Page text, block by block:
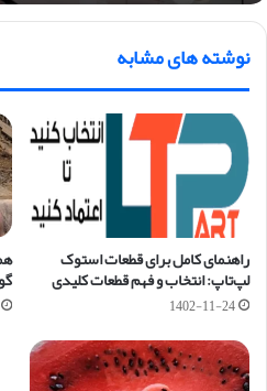
نوشته های مشابه
راهنمای کامل برای قطعات استوک
لپ‌تاپ: انتخاب و فهم قطعات کلیدی
1402-11-24